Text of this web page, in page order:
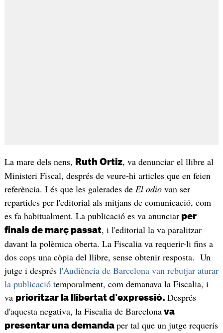
La mare dels nens, Ruth Ortiz, va denunciar el llibre al
Ministeri Fiscal, després de veure-hi articles que en feien
referència. I és que les galerades deEl odio van ser
repartides per l'editorial als mitjans de comunicació, com
es fa habitualment. La publicació es va anunciarper
finals de març passat, i l'editorial la va paralitzar
davant la polèmica oberta. La Fiscalia va requerir-li fins a
dos cops una còpia del llibre, sense obtenir resposta. Un
jutge i desprésl'Audiència de Barcelona van rebutjar aturar
la publicació temporalment, com demanava la Fiscalia, i
va prioritzar la llibertat d'expressió. Després
d'aquesta negativa, la Fiscalia de Barcelonava
presentar una demanda per tal que un jutge requerís